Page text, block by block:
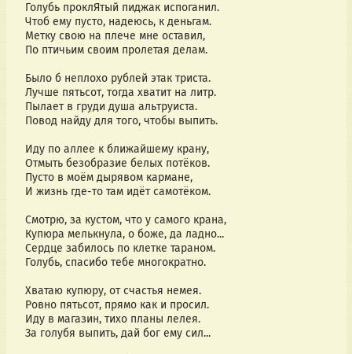
Голубь проклЯтый пиджак испоганил.
Чтоб ему пусто, надеюсь, к деньгам.
Метку свою на плече мне оставил,
По птичьим своим пролетая делам.
Было б неплохо рублей этак триста.
Лучше пятьсот, тогда хватит на литр.
Пылает в груди душа альтруиста.
Повод найду для того, чтобы выпить.
Иду по аллее к ближайшему крану,
Отмыть безобразие белых потёков.
Пусто в моём дырявом кармане,
И жизнь где-то там идёт самотёком.
Смотрю, за кустом, что у самого крана,
Купюра мелькнула, о боже, да ладно...
Сердце забилось по клетке тараном.
Голубь, спасибо тебе многократно.
Хватаю купюру, от счастья немея.
Ровно пятьсот, прямо как и просил.
Иду в магазин, тихо планы лелея.
За голубя выпить, дай бог ему сил...